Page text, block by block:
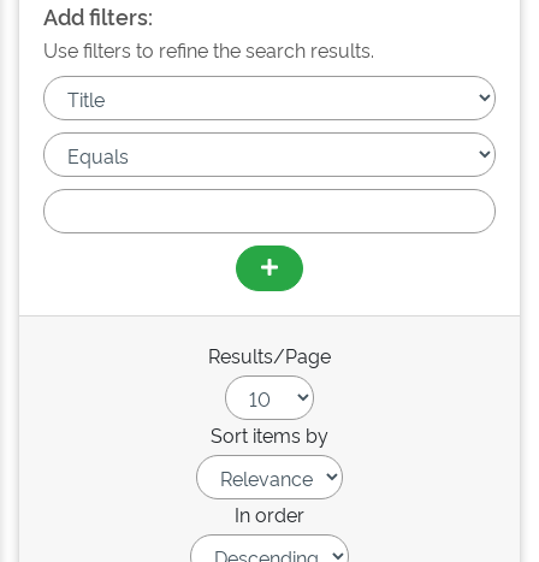
Add filters:
Use filters to refine the search results.
Results/Page
Sort items by
In order